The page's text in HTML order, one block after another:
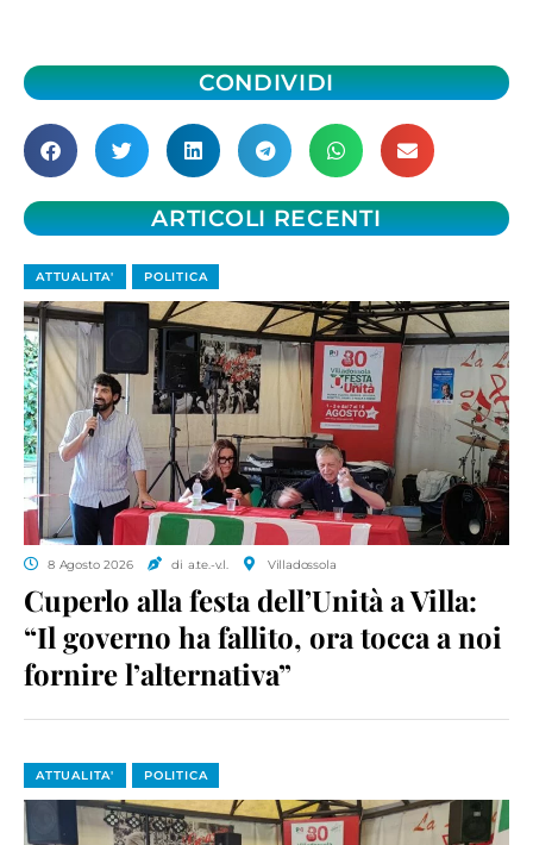
CONDIVIDI
ARTICOLI RECENTI
ATTUALITA' POLITICA
8 Agosto 2026 di a.te.-v.l. Villadossola
Cuperlo alla festa dell’Unità a Villa:
“Il governo ha fallito, ora tocca a noi
fornire l’alternativa”
ATTUALITA' POLITICA